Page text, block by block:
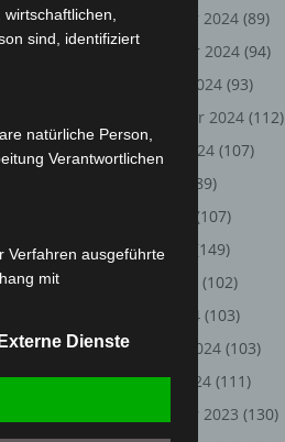
Dezember 2024 (89)
November 2024 (94)
Oktober 2024 (93)
September 2024 (112)
August 2024 (107)
(89)
(107)
Mai 2024
(149)
(102)
März 2024 (103)
Februar 2024 (103)
Januar 2024 (111)
Dezember 2023 (130)
sind, identifiziert
natürliche Person,
Verantwortlichen
Verfahren ausgeführte
mit
das Auslesen,
Verbreitung
die Verknüpfung,
Externe Dienste